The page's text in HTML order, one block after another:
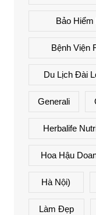
Bảo Hiểm
Bệnh Viện
Du Lịch Đài
Generali
Herbalife
Hoa Hậu
Hà Nội)
Làm Đẹp